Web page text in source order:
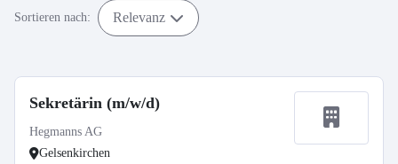
Sortieren nach: Relevanz
Sekretärin (m/w/d)
Hegmanns AG
Gelsenkirchen